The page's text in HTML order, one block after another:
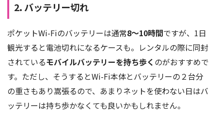
2. バッテリー切れ
ポケットWi-Fiのバッテリーは通常8～10時間ですが、1日
観光すると電池切れになるケースも。レンタルの際に同封
されているモバイルバッテリーを持ち歩く のがおすすめで
す。ただし、そうするとWi-Fi本体とバッテリーの２台分
の重さもあり嵩張るので、あまりネットを使わない日はバ
ッテリーは持ち歩かなくても良いかもしれません。